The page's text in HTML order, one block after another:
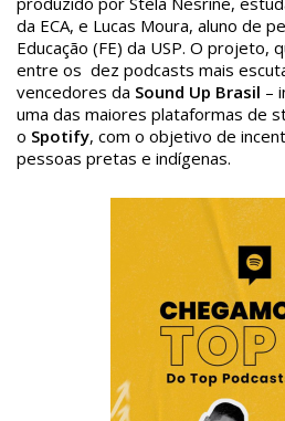
da ECA, e Lucas Moura, aluno de
Educação (FE) da USP. O projeto,
entre os dez podcasts mais
vencedores da Sound Up Brasil –
uma das maiores plataformas de
o Spotify, com o objetivo de
pessoas pretas e indígenas.